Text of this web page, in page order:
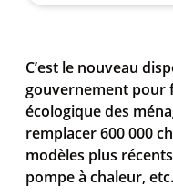
C’est le nouveau
gouvernement pour
écologique des
remplacer 600 000
modèles plus
pompe à chaleur,